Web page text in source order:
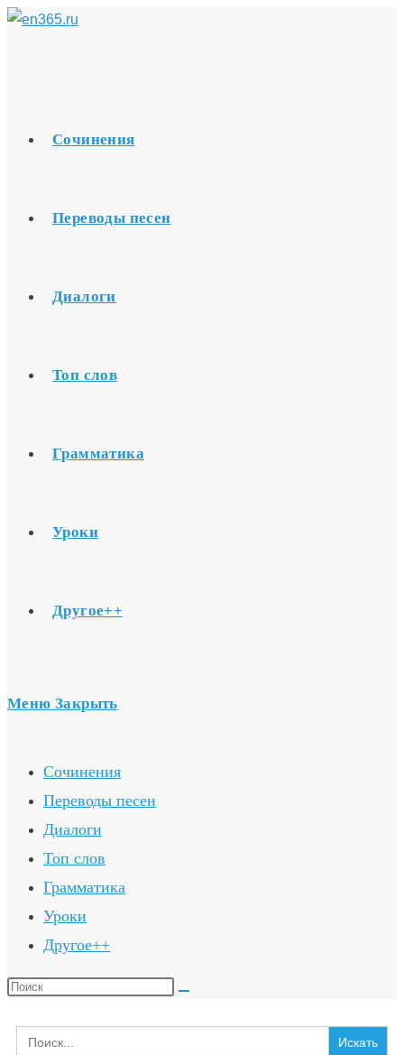
Перейти
Сочинения
Переводы песен
Диалоги
Топ слов
Грамматика
Уроки
Другое++
Меню Закрыть
Сочинения
Переводы песен
Диалоги
Топ слов
Грамматика
Уроки
Другое++
Поиск
сайте
Search
for: